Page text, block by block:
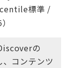
標準 /
の
、コンテンツ